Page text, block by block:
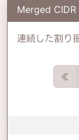
Merged CIDR
連続した割り